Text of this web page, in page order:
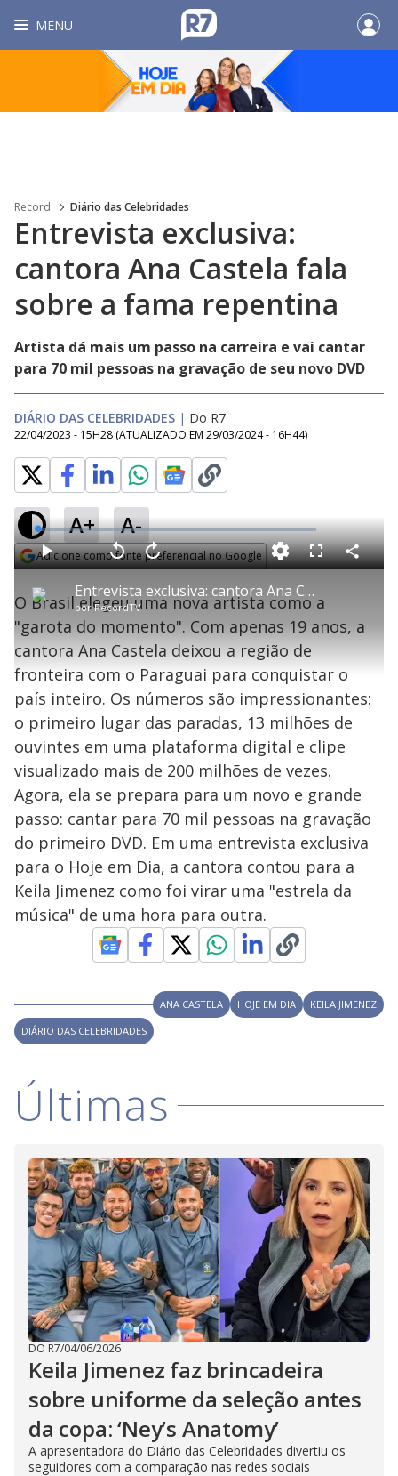
MENU
Record Diário das Celebridades
Entrevista exclusiva:
cantora Ana Castela fala
sobre a fama repentina
Artista dá mais um passo na carreira e vai cantar
para 70 mil pessoas na gravação de seu novo DVD
DIÁRIO DAS CELEBRIDADES | Do R7
22/04/2023 - 15H28 (ATUALIZADO EM 29/03/2024 - 16H44)
A+ A-
Adicione como fonte preferencial no Google
P
l
a
y
V
i
d
e
o
Entrevista exclusiva: cantora Ana Castela fala sobre a fama repentina
porRecordTV
P V
t
a
r
0
e
g
n
d
o
s
A
n
ç
a
1
s
e
u
n
d
o
s
M
u
d
o
L
o
a
d
e
:
1
.
6
6
%
F
s
c
e
C
o
O Brasil elegeu uma nova artista como a
"garota do momento". Com apenas 19 anos, a
cantora Ana Castela deixou a região de
fronteira com o Paraguai para conquistar o
país inteiro. Os números são impressionantes:
o primeiro lugar das paradas, 13 milhões de
ouvintes em uma plataforma digital e clipe
visualizado mais de 200 milhões de vezes.
Agora, ela se prepara para um novo e grande
passo: cantar para 70 mil pessoas na gravação
do primeiro DVD. Em uma entrevista exclusiva
para o Hoje em Dia, a cantora contou para a
Keila Jimenez como foi virar uma "estrela da
música" de uma hora para outra.
ANA CASTELA HOJE EM DIA
KEILA JIMENEZ
DIÁRIO DAS CELEBRIDADES
Últimas
DO R7/04/06/2026
Keila Jimenez faz brincadeira
sobre uniforme da seleção antes
da copa: ‘Ney’s Anatomy’
A apresentadora do Diário das Celebridades divertiu os
seguidores com a comparação nas redes sociais